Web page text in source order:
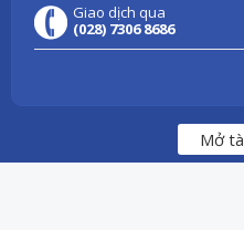
Giao dịch qua
(028) 7306 8686
Mở